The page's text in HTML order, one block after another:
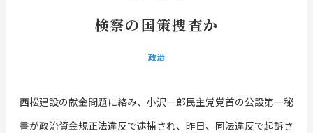
検察の国策捜査か
政治
西松建設の献金問題に絡み、小沢一郎民主党党首の公設第一秘
書が政治資金規正法違反で逮捕され、昨日、同法違反で起訴さ